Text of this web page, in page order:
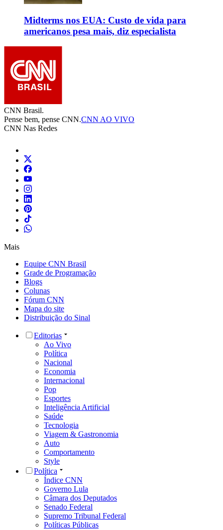
Midterms nos EUA: Custo de vida para
americanos pesa mais, diz especialista
CNN Brasil.
Pense bem, pense CNN.CNN AO VIVO
CNN Nas Redes
Mais
Equipe CNN Brasil
Grade de Programação
Blogs
Colunas
Fórum CNN
Mapa do site
Distribuição do Sinal
Editorias
Ao Vivo
Política
Nacional
Economia
Internacional
Pop
Esportes
Inteligência Artificial
Saúde
Tecnologia
Viagem & Gastronomia
Auto
Comportamento
Style
Política
Índice CNN
Governo Lula
Câmara dos Deputados
Senado Federal
Supremo Tribunal Federal
Políticas Públicas